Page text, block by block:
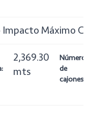
Impacto Máximo
2,369.30
mts
Número
de
cajones: